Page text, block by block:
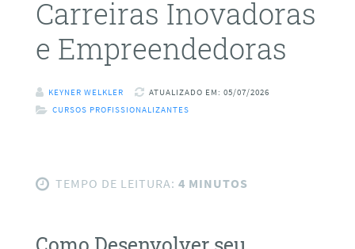
Carreiras Inovadoras
e Empreendedoras
KEYNER WELKLER
ATUALIZADO EM: 05/07/2026
CURSOS PROFISSIONALIZANTES
TEMPO DE LEITURA: 4 MINUTOS